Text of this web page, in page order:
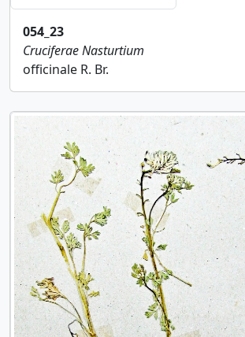
054_23
CruciferaeNasturtium
officinale R. Br.